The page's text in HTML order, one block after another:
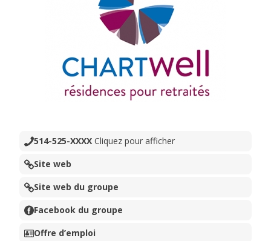
514-525-XXXX Cliquez pour afficher
Site web
Site web du groupe
Facebook du groupe
Offre d’emploi